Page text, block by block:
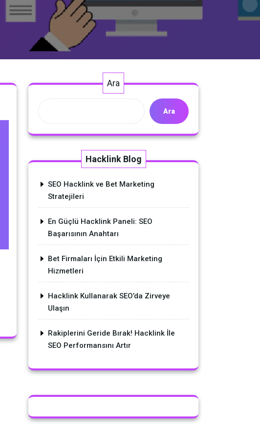
Ara
Ara
Hacklink Blog
SEO Hacklink ve Bet Marketing
Stratejileri
En Güçlü Hacklink Paneli: SEO
Başarısının Anahtarı
Bet Firmaları İçin Etkili Marketing
Hizmetleri
Hacklink Kullanarak SEO’da Zirveye
Ulaşın
Rakiplerini Geride Bırak! Hacklink İle
SEO Performansını Artır